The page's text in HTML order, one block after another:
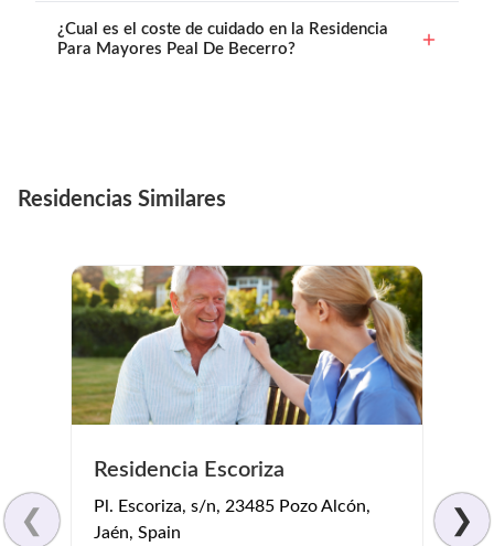
¿Cual es el coste de cuidado en la Residencia
Para Mayores Peal De Becerro?
Residencias Similares
❮
Residencia Escoriza
Pl. Escoriza, s/n, 23485 Pozo Alcón,
Jaén, Spain
s/n,
❯